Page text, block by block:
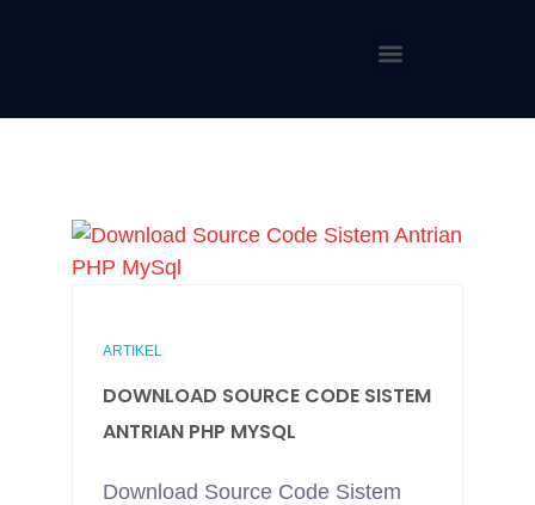
ARTIKEL
DOWNLOAD SOURCE CODE SISTEM
ANTRIAN PHP MYSQL
Download Source Code Sistem